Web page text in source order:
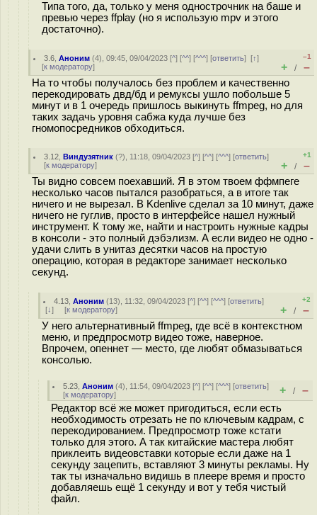
Типа того, да, только у меня однострочник на баше и
превью через ffplay (но я использую mpv и этого
достаточно).
3.6 ,Аноним (4), 09:45, 09/04/2023 [^] [^^] [^^^] [ответить][↑]
[к модератору]
–1
+ / –
На то чтобы получалось без проблем и качественно
перекодировать двд/бд и ремуксы ушло побольше 5
минут и в 1 очередь пришлось выкинуть ffmpeg, но для
таких задачь уровня сабжа куда лучше без
гномопосредников обходиться.
3.12 ,Виндузятник (?), 11:18, 09/04/2023 [^] [^^] [^^^] [ответить]
[к модератору]
+1
+ / –
Ты видно совсем поеxавший. Я в этом твоем ффмпеге
несколько часов пытался разобраться, а в итоге так
ничего и не вырезал. В Kdenlive сделал за 10 минут, даже
ничего не гуглив, просто в интерфейсе нашел нужный
инструмент. К тому же, найти и настроить нужные кадры
в консоли - это полный дэбэлизм. А если видео не одно -
удачи слить в унитаз десятки часов на простую
операцию, которая в редакторе занимает несколько
секунд.
4.13 ,Аноним (13), 11:32, 09/04/2023 [^] [^^] [^^^] [ответить]
[↓] [к модератору]
+2
+ / –
У него альтернативный ffmpeg, где всё в контекстном
меню, и предпросмотр видео тоже, наверное.
Впрочем, опеннет — место, где любят обмазываться
консолью.
5.23 ,Аноним (4), 11:54, 09/04/2023 [^] [^^] [^^^] [ответить]
[к модератору] + / –
Редактор всё же может пригодиться, если есть
необходимость отрезать не по ключевым кадрам, с
перекодированием. Предпросмотр тоже кстати
только для этого. А так китайские мастера любят
приклеить видеовставки которые если даже на 1
секунду зацепить, вставляют 3 минуты рекламы. Ну
так ты изначально видишь в плеере время и просто
добавляешь ещё 1 секунду и вот у тебя чистый
файл.